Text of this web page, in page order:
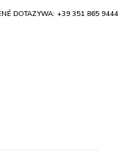
DOTAZYWA: +39 351 865 9444